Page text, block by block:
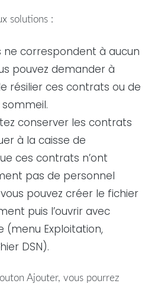
solutions :
ne correspondent à aucun
pouvez demander à
résilier ces contrats ou de
conserver les contrats
à la caisse de
ces contrats n’ont
pas de personnel
pouvez créer le fichier
puis l’ouvrir avec
(menu Exploitation,
DSN).
Ajouter, vous pourrez